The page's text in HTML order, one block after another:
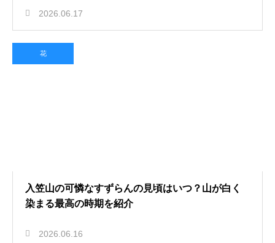
2026.06.17
花
入笠山の可憐なすずらんの見頃はいつ？山が白く
染まる最高の時期を紹介
2026.06.16